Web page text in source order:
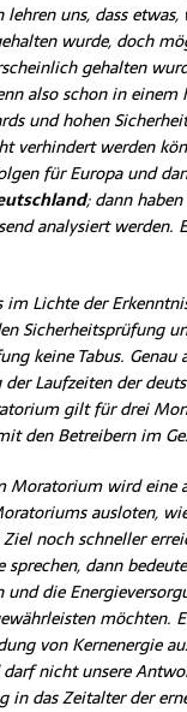
uns, dass etwas,
wurde, doch
gehalten
also schon in
und hohen
verhindert werden
für Europa und
; dann
analysiert werden.
Lichte der
Sicherheitsprüfung
keine Tabus. Genau
Laufzeiten der
gilt für drei
den Betreibern im
wird eine
ausloten,
noch schneller
dann
die
möchten.
von Kernenergie
nicht unsere
das Zeitalter der